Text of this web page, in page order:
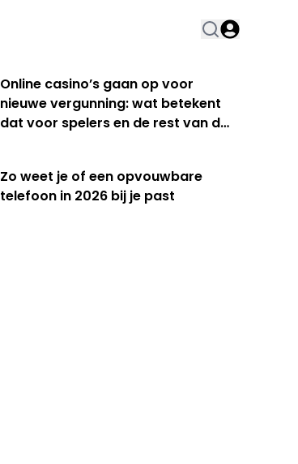
Online casino’s gaan op voor
nieuwe vergunning: wat betekent
dat voor spelers en de rest van de
Zo weet je of een opvouwbare
telefoon in 2026 bij je past